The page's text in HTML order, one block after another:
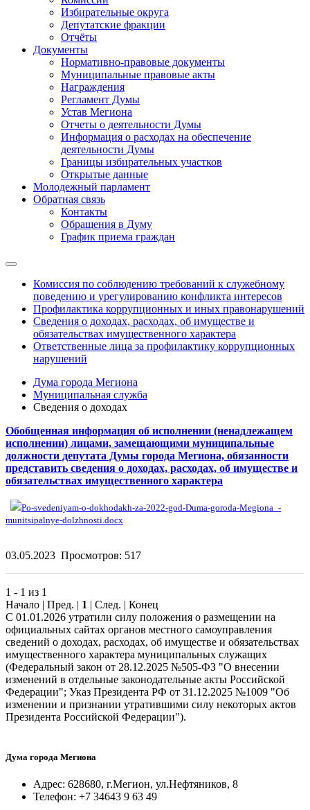
Избирательные округа
Депутатские фракции
Отчёты
Документы
Нормативно-правовые документы
Муниципальные правовые акты
Награждения
Регламент Думы
Устав Мегиона
Отчеты о деятельности Думы
Информация о расходах на обеспечение
деятельности Думы
Границы избирательных участков
Открытые данные
Молодежный парламент
Обратная связь
Контакты
Обращения в Думу
График приема граждан
Комиссия по соблюдению требований к служебному
поведению и урегулированию конфликта интересов
Профилактика коррупционных и иных правонарушений
Сведения о доходах, расходах, об имуществе и
обязательствах имущественного характера
Ответственные лица за профилактику коррупционных
нарушений
Дума города Мегиона
Муниципальная служба
Сведения о доходах
Обобщенная информация об исполнении (ненадлежащем
исполнении) лицами, замещающими муниципальные
должности депутата Думы города Мегиона, обязанности
представить сведения о доходах, расходах, об имуществе и
обязательствах имущественного характера
Po-svedeniyam-o-dokhodakh-za-2022-god-Duma-goroda-Megiona_-
munitsipalnye-dolzhnosti.docx
03.05.2023 Просмотров: 517
1 - 1 из 1
Начало | Пред. | 1 | След. | Конец
С 01.01.2026 утратили силу положения о размещении на
официальных сайтах органов местного самоуправления
сведений о доходах, расходах, об имуществе и обязательствах
имущественного характера муниципальных служащих
(Федеральный закон от 28.12.2025 №505-ФЗ "О внесении
изменений в отдельные законодательные акты Российской
Федерации"; Указ Президента РФ от 31.12.2025 №1009 "Об
изменении и признании утратившими силу некоторых актов
Президента Российской Федерации").
Дума города Мегиона
Адрес: 628680, г.Мегион, ул.Нефтяников, 8
Телефон: +7 34643 9 63 49